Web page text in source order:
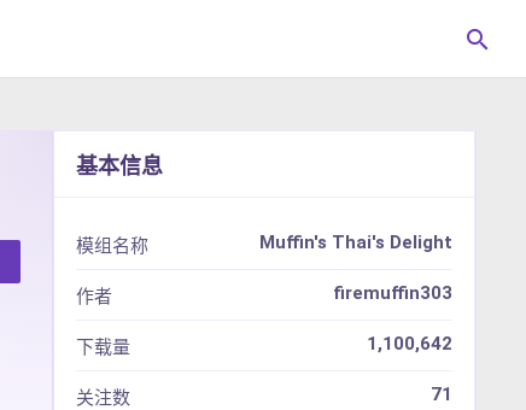
search
基本信息
模组名称 Muffin's Thai's Delight
作者 firemuffin303
下载量 1,100,642
关注数 71